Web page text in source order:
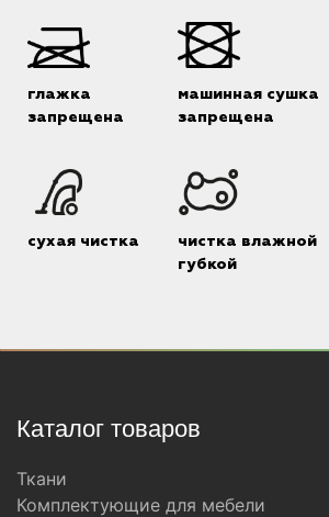
глажка
запрещена
машинная сушка
запрещена
сухая чистка
чистка влажной
губкой
Каталог товаров
Ткани
Комплектующие для мебели